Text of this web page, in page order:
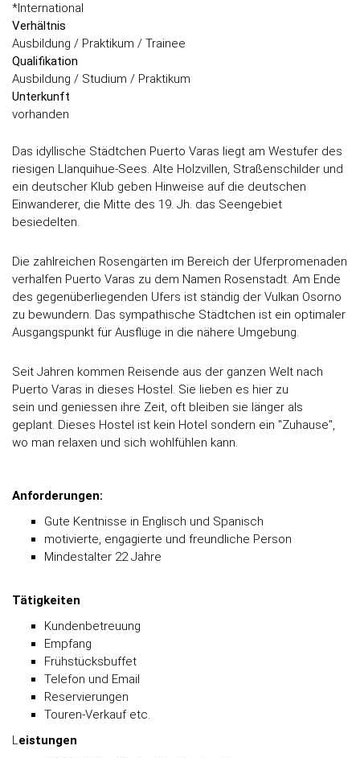
*International
Verhältnis
Ausbildung / Praktikum / Trainee
Qualifikation
Ausbildung / Studium / Praktikum
Unterkunft
vorhanden
Das idyllische Städtchen Puerto Varas liegt am Westufer des
riesigen Llanquihue-Sees. Alte Holzvillen, Straßenschilder und
ein deutscher Klub geben Hinweise auf die deutschen
Einwanderer, die Mitte des 19. Jh. das Seengebiet
besiedelten.
Die zahlreichen Rosengärten im Bereich der Uferpromenaden
verhalfen Puerto Varas zu dem Namen Rosenstadt. Am Ende
des gegenüberliegenden Ufers ist ständig der Vulkan Osorno
zu bewundern. Das sympathische Städtchen ist ein optimaler
Ausgangspunkt für Ausflüge in die nähere Umgebung.
Seit Jahren kommen Reisende aus der ganzen Welt nach
Puerto Varas in dieses Hostel. Sie lieben es hier zu
sein und geniessen ihre Zeit, oft bleiben sie länger als
geplant. Dieses Hostel ist kein Hotel sondern ein "Zuhause",
wo man relaxen und sich wohlfühlen kann.
Anforderungen:
Gute Kentnisse in Englisch und Spanisch
motivierte, engagierte und freundliche Person
Mindestalter 22 Jahre
Tätigkeiten
Kundenbetreuung
Empfang
Frühstücksbuffet
Telefon und Email
Reservierungen
Touren-Verkauf etc.
Leistungen